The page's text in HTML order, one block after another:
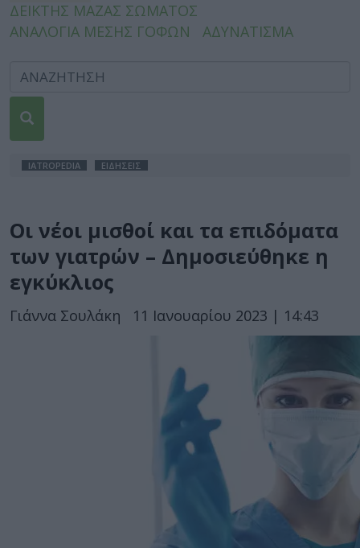
ΔΕΙΚΤΗΣ ΜΑΖΑΣ ΣΩΜΑΤΟΣ
ΑΝΑΛΟΓΙΑ ΜΕΣΗΣ ΓΟΦΩΝ
ΑΔΥΝΑΤΙΣΜΑ
IATROPEDIA ΕΙΔΗΣΕΙΣ
Οι νέοι μισθοί και τα επιδόματα
των γιατρών – Δημοσιεύθηκε η
εγκύκλιος
Γιάννα Σουλάκη 11 Ιανουαρίου 2023 | 14:43